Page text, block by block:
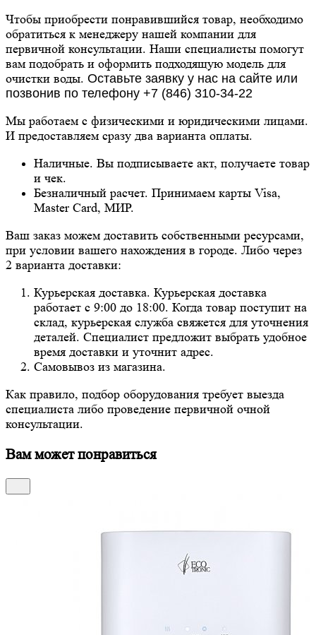
Чтобы приобрести понравившийся товар, необходимо
обратиться к менеджеру нашей компании для
первичной консультации. Наши специалисты помогут
вам подобрать и оформить подходящую модель для
очистки воды. Оставьте заявку у нас на сайте или
позвонив по телефону +7 (846) 310-34-22
Мы работаем с физическими и юридическими лицами.
И предоставляем сразу два варианта оплаты.
Наличные. Вы подписываете акт, получаете товар
и чек.
Безналичный расчет. Принимаем карты Visa,
Master Card, МИР.
Ваш заказ можем доставить собственными ресурсами,
при условии вашего нахождения в городе. Либо через
2 варианта доставки:
Курьерская доставка. Курьерская доставка
работает с 9:00 до 18:00. Когда товар поступит на
склад, курьерская служба свяжется для уточнения
деталей. Специалист предложит выбрать удобное
время доставки и уточнит адрес.
Самовывоз из магазина.
Как правило, подбор оборудования требует выезда
специалиста либо проведение первичной очной
консультации.
Вам может понравиться